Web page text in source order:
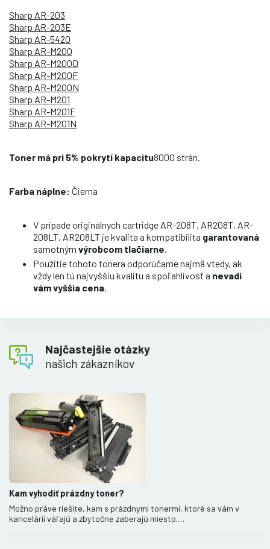
Sharp AR-203
Sharp AR-203E
Sharp AR-5420
Sharp AR-M200
Sharp AR-M200D
Sharp AR-M200F
Sharp AR-M200N
Sharp AR-M201
Sharp AR-M201F
Sharp AR-M201N
Toner má pri 5% pokrytí kapacitu8000 strán.
Farba náplne: Čierna
V prípade originálnych cartridge AR-208T, AR208T, AR-
208LT, AR208LT je kvalita a kompatibilita garantovaná
samotným výrobcom tlačiarne.
Použitie tohoto tonera odporúčame najmä vtedy, ak
vždy len tú najvyššiu kvalitu a spoľahlivosť a nevadí
vám vyššia cena.
Najčastejšie otázky
našich zákazníkov
Kam vyhodiť prázdny toner?
Možno práve riešite, kam s prázdnymi tonermi, ktoré sa vám v
kancelárií váľajú a zbytočne zaberajú miesto.…